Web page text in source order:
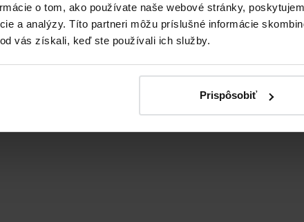
o tom, ako používate naše webové stránky,
a analýzy. Títo partneri môžu príslušné informácie
vás získali, keď ste používali ich služby.
Prispôsobiť
7,50 EUR